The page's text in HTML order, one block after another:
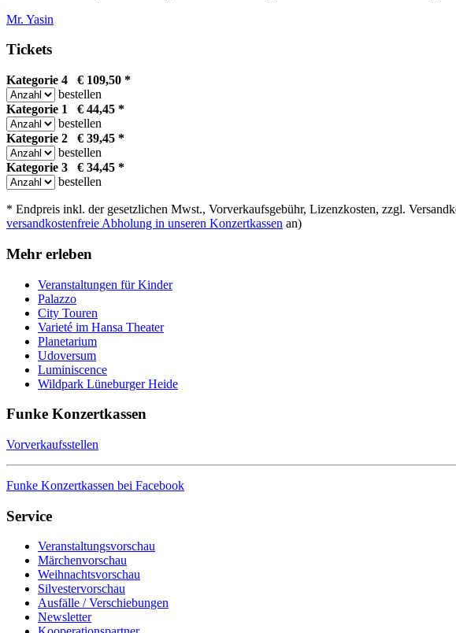
Mr. Yasin
Tickets
Kategorie 4 € 109,50 *
bestellen
Kategorie 1 € 44,45 *
bestellen
Kategorie 2 € 39,45 *
bestellen
Kategorie 3 € 34,45 *
bestellen
* Endpreis inkl. der gesetzlichen Mwst., Vorverkaufsgebühr, Lizenzkosten, zzgl.
versandkostenfreie Abholung in unseren Konzertkassen an)
Mehr erleben
Veranstaltungen für Kinder
Palazzo
City Touren
Varieté im Hansa Theater
Planetarium
Udoversum
Luminiscence
Wildpark Lüneburger Heide
Funke Konzertkassen
Vorverkaufsstellen
Funke Konzertkassen bei Facebook
Service
Veranstaltungsvorschau
Märchenvorschau
Weihnachtsvorschau
Silvestervorschau
Ausfälle / Verschiebungen
Newsletter